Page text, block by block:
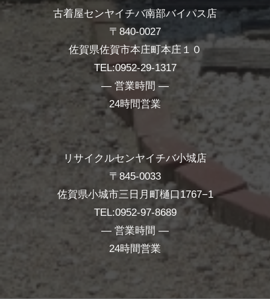
古着屋センヤイチバ南部バイパス店
〒840-0027
佐賀県佐賀市本庄町本庄１０
TEL:0952-29-1317
― 営業時間 ―
24時間営業
リサイクルセンヤイチバ小城店
〒845-0033
佐賀県小城市三日月町樋口1767−1
TEL:0952-97-8689
― 営業時間 ―
24時間営業